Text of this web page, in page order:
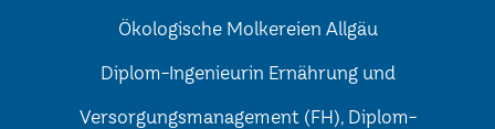
Ökologische Molkereien Allgäu
Diplom-Ingenieurin Ernährung und
Versorgungsmanagement (FH), Diplom-